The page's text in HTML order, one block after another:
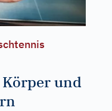
Körper und